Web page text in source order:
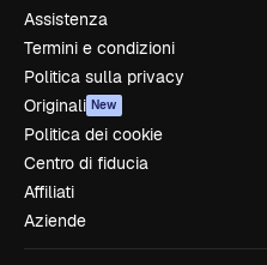
Assistenza
Termini e condizioni
Politica sulla privacy
Originali New
Politica dei cookie
Centro di fiducia
Affiliati
Aziende